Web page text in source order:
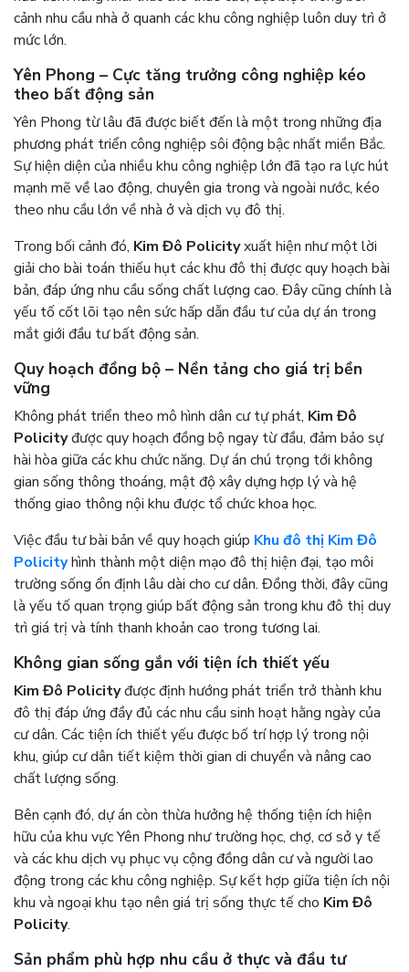
cảnh nhu cầu nhà ở quanh các khu công nghiệp luôn duy trì ở
mức lớn.
Yên Phong – Cực tăng trưởng công nghiệp kéo
theo bất động sản
Yên Phong từ lâu đã được biết đến là một trong những địa
phương phát triển công nghiệp sôi động bậc nhất miền Bắc.
Sự hiện diện của nhiều khu công nghiệp lớn đã tạo ra lực hút
mạnh mẽ về lao động, chuyên gia trong và ngoài nước, kéo
theo nhu cầu lớn về nhà ở và dịch vụ đô thị.
Trong bối cảnh đó, Kim Đô Policityxuất hiện như một lời
giải cho bài toán thiếu hụt các khu đô thị được quy hoạch bài
bản, đáp ứng nhu cầu sống chất lượng cao. Đây cũng chính là
yếu tố cốt lõi tạo nên sức hấp dẫn đầu tư của dự án trong
mắt giới đầu tư bất động sản.
Quy hoạch đồng bộ – Nền tảng cho giá trị bền
vững
Không phát triển theo mô hình dân cư tự phát, Kim Đô
Policityđược quy hoạch đồng bộ ngay từ đầu, đảm bảo sự
hài hòa giữa các khu chức năng. Dự án chú trọng tới không
gian sống thông thoáng, mật độ xây dựng hợp lý và hệ
thống giao thông nội khu được tổ chức khoa học.
Việc đầu tư bài bản về quy hoạch giúp Khu đô thị Kim Đô
Policityhình thành một diện mạo đô thị hiện đại, tạo môi
trường sống ổn định lâu dài cho cư dân. Đồng thời, đây cũng
là yếu tố quan trọng giúp bất động sản trong khu đô thị duy
trì giá trị và tính thanh khoản cao trong tương lai.
Không gian sống gắn với tiện ích thiết yếu
Kim Đô Policityđược định hướng phát triển trở thành khu
đô thị đáp ứng đầy đủ các nhu cầu sinh hoạt hằng ngày của
cư dân. Các tiện ích thiết yếu được bố trí hợp lý trong nội
khu, giúp cư dân tiết kiệm thời gian di chuyển và nâng cao
chất lượng sống.
Bên cạnh đó, dự án còn thừa hưởng hệ thống tiện ích hiện
hữu của khu vực Yên Phong như trường học, chợ, cơ sở y tế
và các khu dịch vụ phục vụ cộng đồng dân cư và người lao
động trong các khu công nghiệp. Sự kết hợp giữa tiện ích nội
khu và ngoại khu tạo nên giá trị sống thực tế cho Kim Đô
Policity.
Sản phẩm phù hợp nhu cầu ở thực và đầu tư